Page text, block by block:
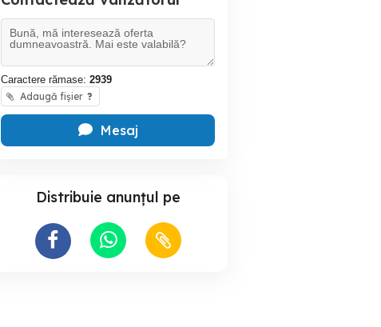
Caractere rămase: 2939
Adaugă fișier ?
Mesaj
Distribuie anunțul pe